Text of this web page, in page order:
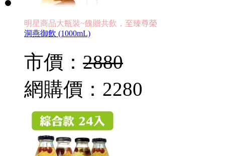
明星商品大瓶裝~餽贈共飲，至臻尊榮
洞燕御飲 (1000mL)
市價： 2880
網購價： 2280